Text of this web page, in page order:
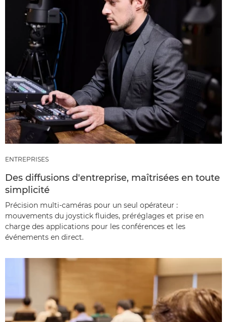
ENTREPRISES
Des diffusions d'entreprise, maîtrisées en toute
simplicité
Précision multi-caméras pour un seul opérateur :
mouvements du joystick fluides, préréglages et prise en
charge des applications pour les conférences et les
événements en direct.